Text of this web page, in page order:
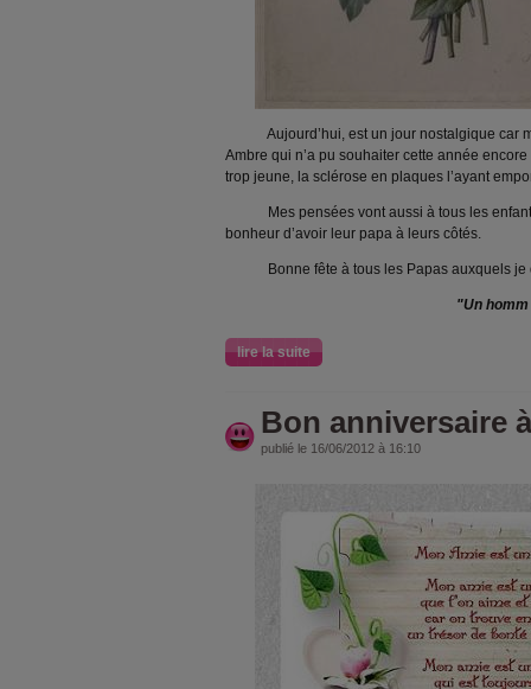
Aujourd’hui, est un jour nostalgique car
Ambre qui n’a pu souhaiter cette année
trop jeune, la sclérose en plaques l’ayant
Mes pensées vont aussi à tous les enfants
bonheur d’avoir leur papa à leurs côtés.
Bonne fête à tous les Papas auxquels je
"Un homm
lire la suite
Bon anniversaire
publié le 16/06/2012 à 16:10